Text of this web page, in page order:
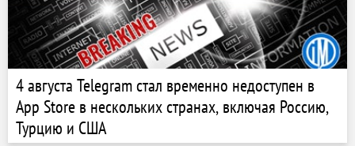
4 августа Telegram стал временно недоступен в
App Store в нескольких странах, включая Россию,
Турцию и США